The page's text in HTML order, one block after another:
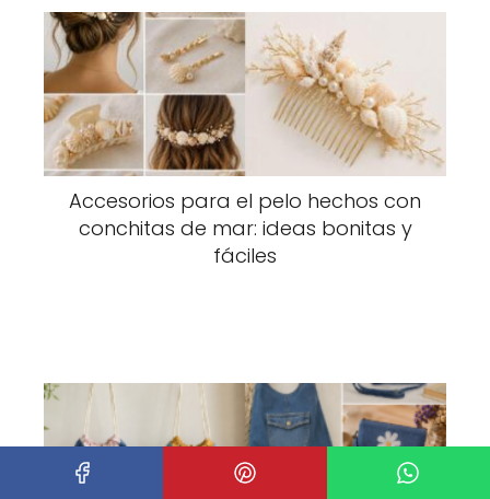
Accesorios para el pelo hechos con
conchitas de mar: ideas bonitas y
fáciles